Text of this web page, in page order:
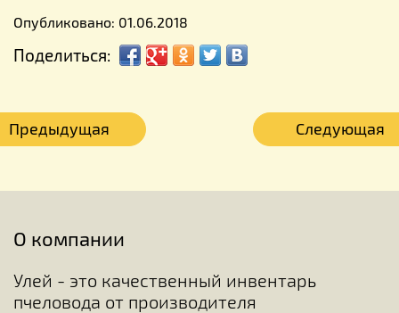
Опубликовано: 01.06.2018
Поделиться:
Следующая
Предыдущая
О компании
Улей - это качественный инвентарь
пчеловода от производителя